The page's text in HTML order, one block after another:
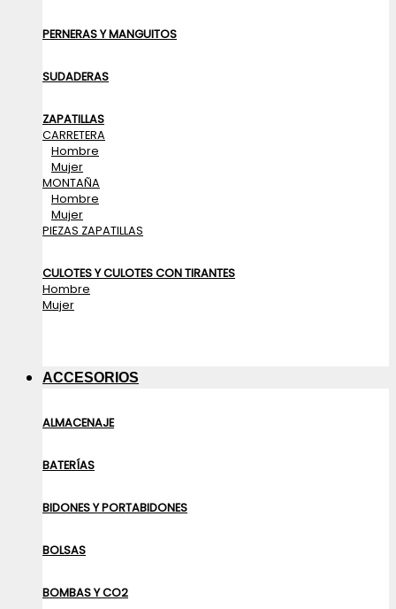
PERNERAS Y MANGUITOS
SUDADERAS
ZAPATILLAS
CARRETERA
Hombre
Mujer
MONTAÑA
Hombre
Mujer
PIEZAS ZAPATILLAS
CULOTES Y CULOTES CON TIRANTES
Hombre
Mujer
ACCESORIOS
ALMACENAJE
BATERÍAS
BIDONES Y PORTABIDONES
BOLSAS
BOMBAS Y CO2